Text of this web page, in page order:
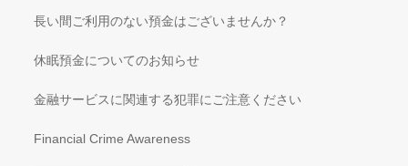
長い間ご利用のない預金はございませんか？
休眠預金についてのお知らせ
金融サービスに関連する犯罪にご注意ください
Financial Crime Awareness